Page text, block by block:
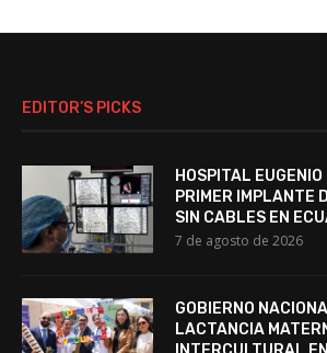
EDITOR’S PICKS
HOSPITAL
PRIMER IMPLANTE
SIN CABLES EN
7 de agosto de 2026
GOBIERNO
LACTANCIA